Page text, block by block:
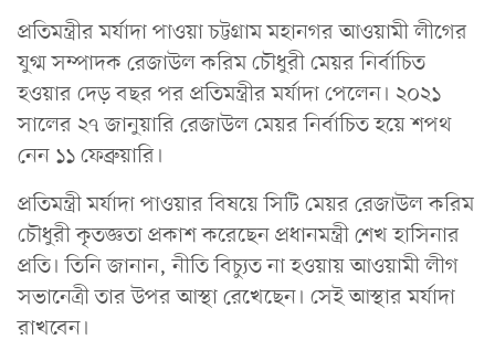
প্রতিমন্ত্রীর মর্যাদা পাওয়া চট্টগ্রাম মহানগর আওয়ামী লীগের
যুগ্ম সম্পাদক রেজাউল করিম চৌধুরী মেয়র নির্বাচিত
হওয়ার দেড় বছর পর প্রতিমন্ত্রীর মর্যাদা পেলেন। ২০২১
সালের ২৭ জানুয়ারি রেজাউল মেয়র নির্বাচিত হয়ে শপথ
নেন ১১ ফেব্রুয়ারি।
প্রতিমন্ত্রী মর্যাদা পাওয়ার বিষয়ে সিটি মেয়র রেজাউল করিম
চৌধুরী কৃতজ্ঞতা প্রকাশ করেছেন প্রধানমন্ত্রী শেখ হাসিনার
প্রতি। তিনি জানান, নীতি বিচ্যুত না হওয়ায় আওয়ামী লীগ
সভানেত্রী তার উপর আস্থা রেখেছেন। সেই আস্থার মর্যাদা
রাখবেন।